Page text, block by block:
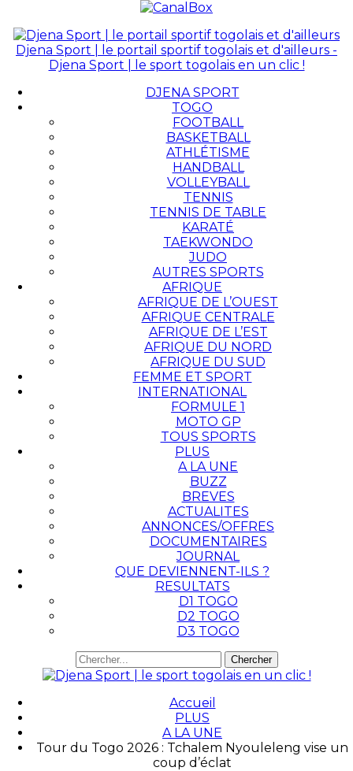
Djena Sport | le portail sportif togolais et d'ailleurs -
Djena Sport | le sport togolais en un clic !
DJENA SPORT
TOGO
FOOTBALL
BASKETBALL
ATHLÉTISME
HANDBALL
VOLLEYBALL
TENNIS
TENNIS DE TABLE
KARATÉ
TAEKWONDO
JUDO
AUTRES SPORTS
AFRIQUE
AFRIQUE DE L’OUEST
AFRIQUE CENTRALE
AFRIQUE DE L’EST
AFRIQUE DU NORD
AFRIQUE DU SUD
FEMME ET SPORT
INTERNATIONAL
FORMULE 1
MOTO GP
TOUS SPORTS
PLUS
A LA UNE
BUZZ
BREVES
ACTUALITES
ANNONCES/OFFRES
DOCUMENTAIRES
JOURNAL
QUE DEVIENNENT-ILS ?
RESULTATS
D1 TOGO
D2 TOGO
D3 TOGO
Accueil
PLUS
A LA UNE
Tour du Togo 2026 : Tchalem Nyouleleng vise un
coup d’éclat